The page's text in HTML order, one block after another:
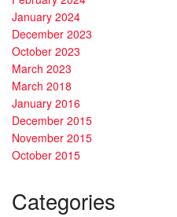
January 2024
December 2023
October 2023
March 2023
March 2018
January 2016
December 2015
November 2015
October 2015
Categories